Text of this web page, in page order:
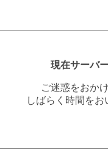
現在サーバ
ご迷惑をおか
しばらく時間を